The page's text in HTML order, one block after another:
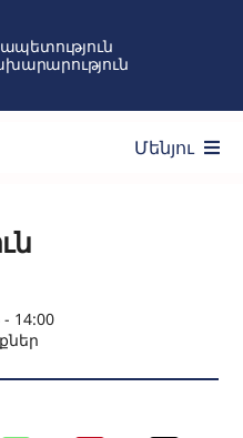
Մենյու
14:00